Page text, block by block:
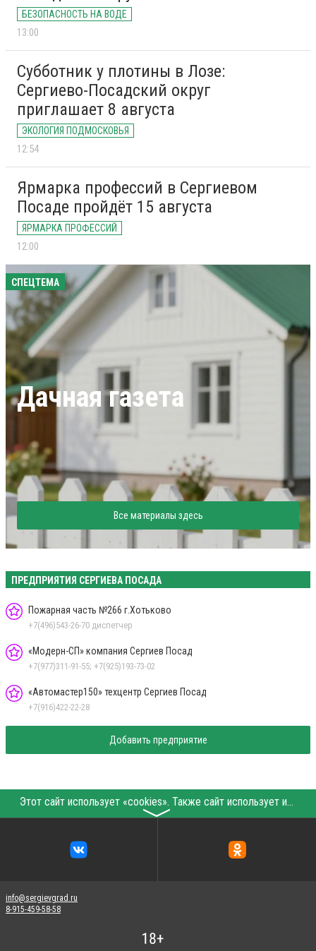
БЕЗОПАСНОСТЬ НА ВОДЕ
13:00
Субботник у плотины в Лозе:
Сергиево-Посадский округ
приглашает 8 августа
ЭКОЛОГИЯ ПОДМОСКОВЬЯ
12:54
Ярмарка профессий в Сергиевом
Посаде пройдёт 15 августа
ЯРМАРКА ПРОФЕССИЙ
12:00
СПЕЦТЕМА
Дачная газета
Все материалы здесь
ПРЕДПРИЯТИЯ СЕРГИЕВА ПОСАДА
Пожарная часть №266 г.Хотьково
+7(496)543-26-70 диспетчер
«Модерн-СП» компания Сергиев Посад
+7(977)311-91-55; +7(925)193-73-02
«Автомастер150» техцентр Сергиев Посад
+7(916)422-22-28
Добавить предприятие
Этот сайт использует «cookies». Также сайт использует интернет-сервис для сбора технических данных касательно посетителей с целью получения маркетинговой и статистической информации. Условия обработки данных посетителей сайта см.
〉
info@sergievgrad.ru
8-915-459-58-58